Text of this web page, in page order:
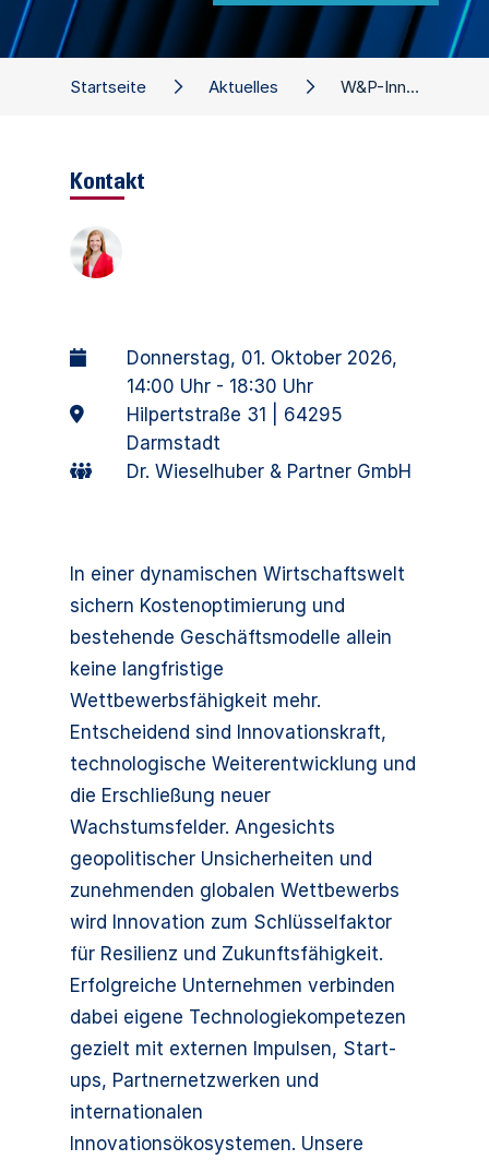
Donnerstag, 01. Oktober 2026,
14:00 Uhr - 18:30 Uhr
Hilpertstraße 31 | 64295
Darmstadt
Dr. Wieselhuber & Partner GmbH
In einer dynamischen Wirtschaftswelt
sichern Kostenoptimierung und
bestehende Geschäftsmodelle allein
keine langfristige
Wettbewerbsfähigkeit mehr.
Entscheidend sind Innovationskraft,
technologische Weiterentwicklung und
die Erschließung neuer
Wachstumsfelder. Angesichts
geopolitischer Unsicherheiten und
zunehmenden globalen Wettbewerbs
wird Innovation zum Schlüsselfaktor
für Resilienz und Zukunftsfähigkeit.
Erfolgreiche Unternehmen verbinden
dabei eigene Technologiekompetezen
gezielt mit externen Impulsen, Start-
ups, Partnernetzwerken und
internationalen
Innovationsökosystemen. Unsere
Kontakt
Startseite Aktuelles W&P-Innovationswerkstatt - Innovation trifft Familienunternehmertum: Neue Wachstumsfelder mit Start-Ups erschließen